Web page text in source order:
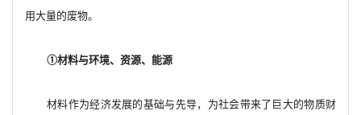
用大量的废物。
①材料与环境、资源、能源
材料作为经济发展的基础与先导，为社会带来了巨大的物质财